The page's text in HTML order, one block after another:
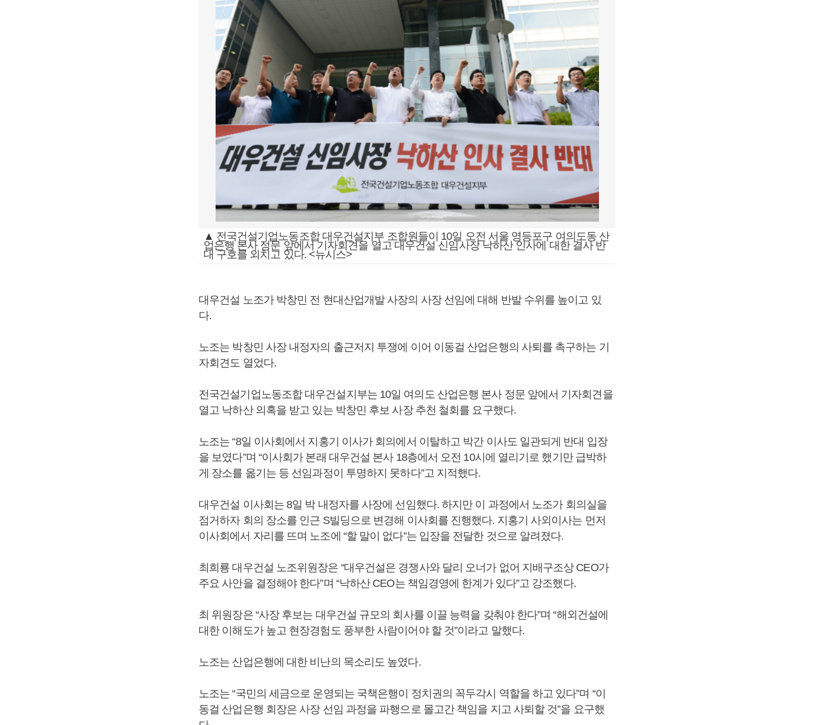
▲ 전국건설기업노동조합 대우건설지부 조합원들이 10일 오전 서울 영등포구 여의도동 산
업은행 본사 정문 앞에서 기자회견을 열고 대우건설 신임사장 낙하산 인사에 대한 결사 반
대 구호를 외치고 있다. <뉴시스>
대우건설 노조가 박창민 전 현대산업개발 사장의 사장 선임에 대해 반발 수위를 높이고 있
다.
노조는 박창민 사장 내정자의 출근저지 투쟁에 이어 이동걸 산업은행의 사퇴를 촉구하는 기
자회견도 열었다.
전국건설기업노동조합 대우건설지부는 10일 여의도 산업은행 본사 정문 앞에서 기자회견을
열고 낙하산 의혹을 받고 있는 박창민 후보 사장 추천 철회를 요구했다.
노조는 “8일 이사회에서 지홍기 이사가 회의에서 이탈하고 박간 이사도 일관되게 반대 입장
을 보였다”며 “이사회가 본래 대우건설 본사 18층에서 오전 10시에 열리기로 했기만 급박하
게 장소를 옮기는 등 선임과정이 투명하지 못하다”고 지적했다.
대우건설 이사회는 8일 박 내정자를 사장에 선임했다. 하지만 이 과정에서 노조가 회의실을
점거하자 회의 장소를 인근 S빌딩으로 변경해 이사회를 진행했다. 지홍기 사외이사는 먼저
이사회에서 자리를 뜨며 노조에 “할 말이 없다”는 입장을 전달한 것으로 알려졌다.
최희룡 대우건설 노조위원장은 “대우건설은 경쟁사와 달리 오너가 없어 지배구조상 CEO가
주요 사안을 결정해야 한다”며 “낙하산 CEO는 책임경영에 한계가 있다”고 강조했다.
최 위원장은 “사장 후보는 대우건설 규모의 회사를 이끌 능력을 갖춰야 한다”며 “해외건설에
대한 이해도가 높고 현장경험도 풍부한 사람이어야 할 것”이라고 말했다.
노조는 산업은행에 대한 비난의 목소리도 높였다.
노조는 “국민의 세금으로 운영되는 국책은행이 정치권의 꼭두각시 역할을 하고 있다”며 “이
동걸 산업은행 회장은 사장 선임 과정을 파행으로 몰고간 책임을 지고 사퇴할 것”을 요구했